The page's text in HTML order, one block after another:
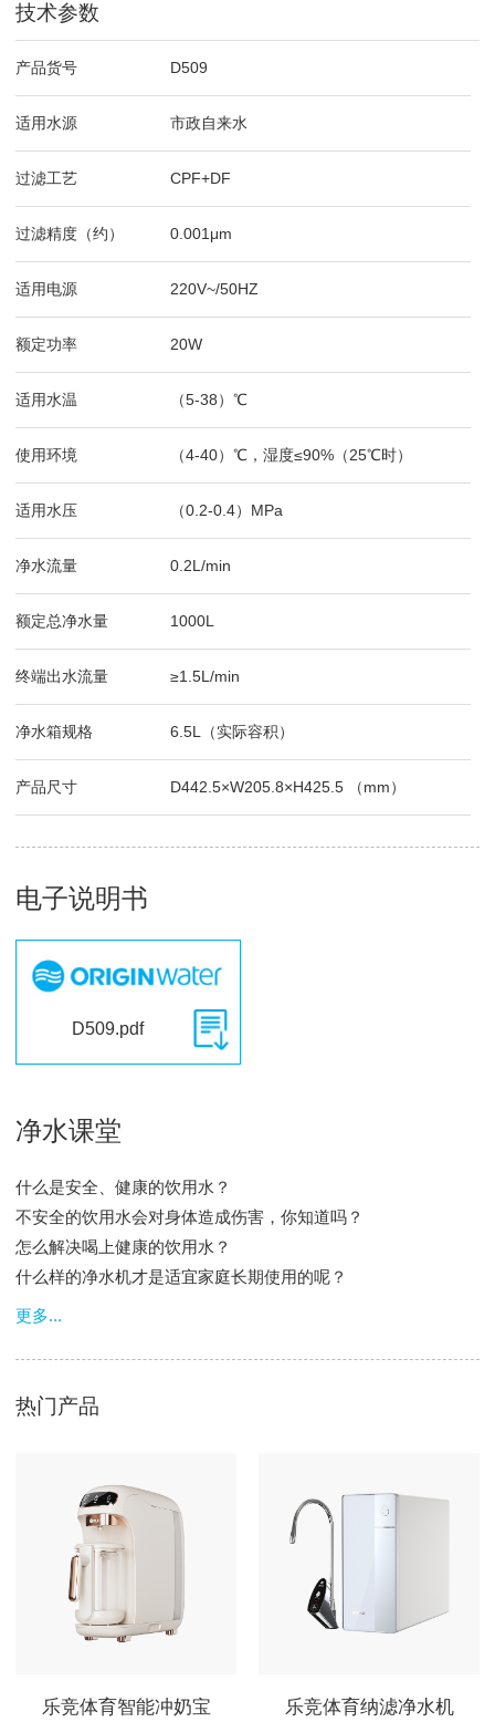
技术参数
产品货号 D509
适用水源 市政自来水
过滤工艺 CPF+DF
过滤精度（约） 0.001μm
适用电源 220V~/50HZ
额定功率 20W
适用水温 （5-38）℃
使用环境 （4-40）℃，湿度≤90%（25℃时）
适用水压 （0.2-0.4）MPa
净水流量 0.2L/min
额定总净水量 1000L
终端出水流量 ≥1.5L/min
净水箱规格 6.5L（实际容积）
产品尺寸 D442.5×W205.8×H425.5 （mm）
电子说明书
D509.pdf
净水课堂
什么是安全、健康的饮用水？
不安全的饮用水会对身体造成伤害，你知道吗？
怎么解决喝上健康的饮用水？
什么样的净水机才是适宜家庭长期使用的呢？
更多...
热门产品
乐竞体育智能冲奶宝
乐竞体育纳滤净水机